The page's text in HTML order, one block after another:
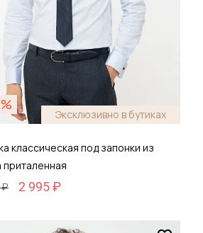
Эксклюзивно в бутиках
классическая под запонки из
приталенная
₽
2 995 ₽